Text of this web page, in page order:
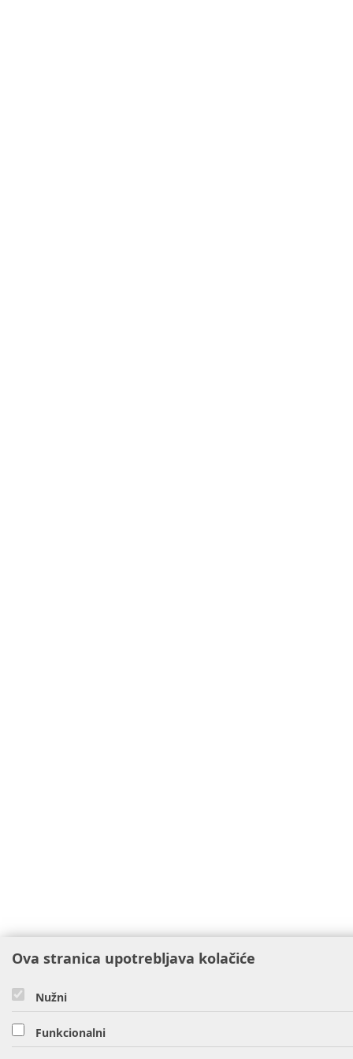
Ova stranica upotrebljava kolačiće
Nužni
Funkcionalni